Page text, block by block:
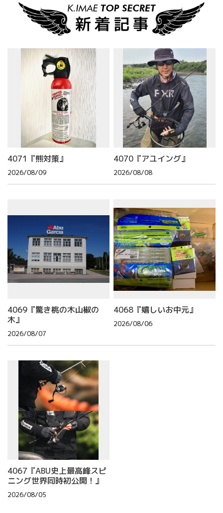
4071『熊対策』
2026/08/09
4070『アユイング』
2026/08/08
4069『驚き桃の木山椒の
木』
2026/08/07
4068『嬉しいお中元』
2026/08/06
4067『ABU史上最高峰スピ
ニング世界同時初公開！』
2026/08/05